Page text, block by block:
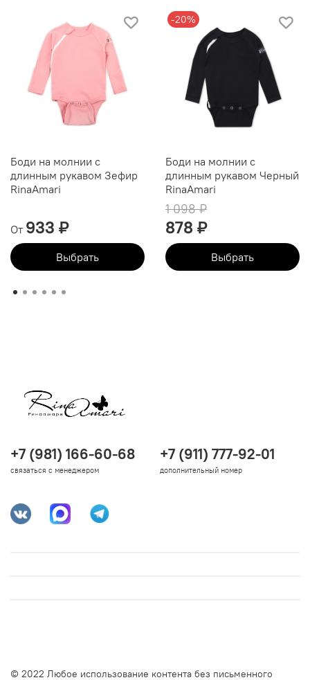
Боди на молнии с
длинным рукавом Зефир
RinaAmari
От 933 ₽
Выбрать
-20%
Боди на молнии с
длинным рукавом Черный
RinaAmari
1 098 ₽
878 ₽
Выбрать
+7 (981) 166-60-68
связаться с менеджером
+7 (911) 777-92-01
дополнительный номер
© 2022 Любое использование контента без письменного